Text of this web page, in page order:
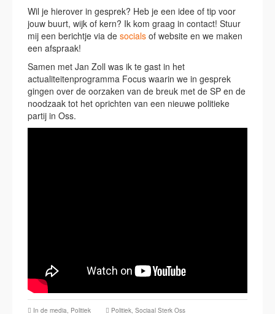
Wil je hierover in gesprek? Heb je een idee of tip voor
jouw buurt, wijk of kern? Ik kom graag in contact! Stuur
mij een berichtje via de socials of website en we maken
een afspraak!
Samen met Jan Zoll was ik te gast in het
actualiteitenprogramma Focus waarin we in gesprek
gingen over de oorzaken van de breuk met de SP en de
noodzaak tot het oprichten van een nieuwe politieke
partij in Oss.
In de media, Politiek Politiek, Sociaal Sterk Oss